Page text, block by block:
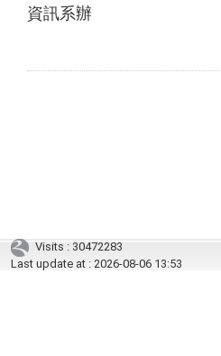
資訊系辦
Visits : 30472283
Last update at :2026-08-06 13:53